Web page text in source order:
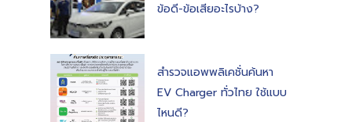
ข้อดี-ข้อเสียอะไรบ้าง?
สำรวจแอพพลิเคชั่นค้นหา
EV Charger ทั่วไทย ใช้แบบ
ไหนดี?